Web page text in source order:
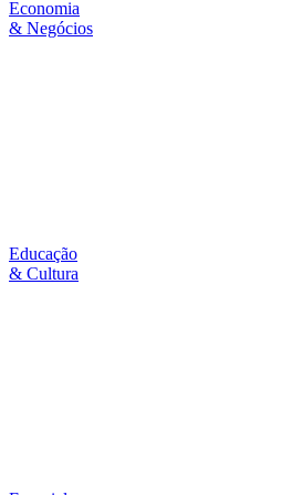
Economia
& Negócios
Educação
& Cultura